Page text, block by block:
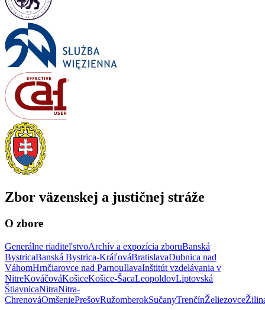
Zbor väzenskej a justičnej stráže
O zbore
Generálne riaditeľstvoArchív a expozícia zboruBanská
BystricaBanská Bystrica-KráľováBratislavaDubnica nad
VáhomHrnčiarovce nad ParnouIlavaInštitút vzdelávania v
NitreKováčováKošiceKošice-ŠacaLeopoldovLiptovská
ŠtiavnicaNitraNitra-
ChrenováOmšeniePrešovRužomberokSučanyTrenčínŽeliezovce